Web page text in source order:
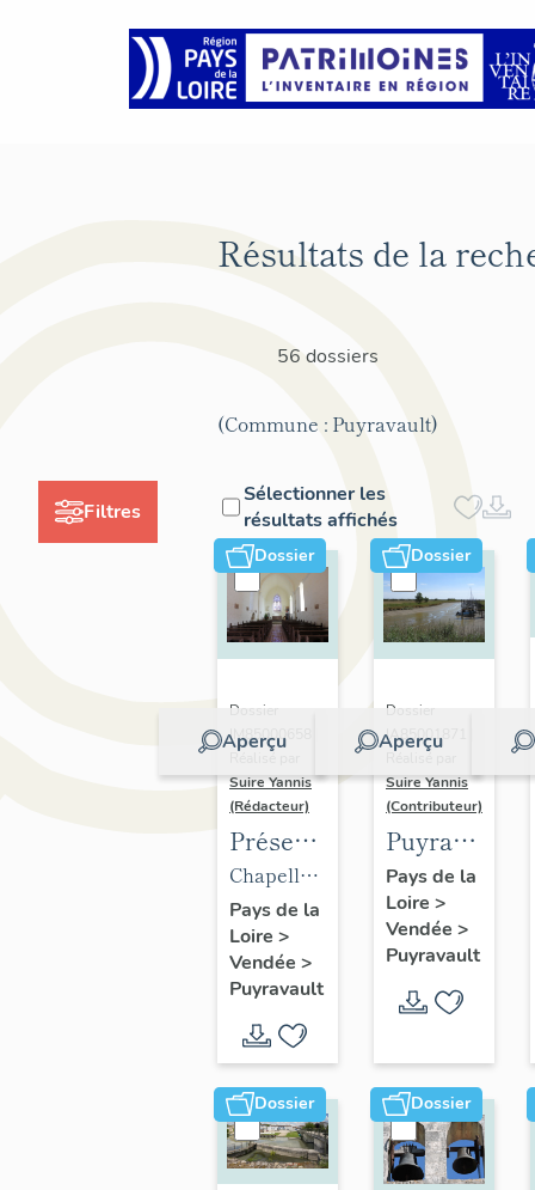
Filtres
Résultats de la
56 dossiers
(Commune : Puyravault)
Sélectionner les
résultats affichés
Dossier
Aperçu
Dossier
IM85000658 |
Suire Yannis
(Rédacteur)
Présentation
des
objets
mobiliers
de
l'église
de
Puyravault
Chapelle
templière
puis
église
paroissiale
Notre-
Dame de
Puyravault
Pays de la
Loire >
Vendée >
Puyravault
Dossier
Aperçu
Dossier
IA85001871 |
Suire Yannis
(Contributeur)
Puyravault
:
présentation
de la
commune
Pays de la
Loire >
Vendée >
Puyravault
Dossier Dossier